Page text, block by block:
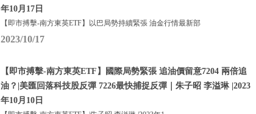
年10月17日
【即市搏擊-南方東英ETF】以巴局勢持續緊張 油金行情最新部
2023/10/17
【即市搏擊-南方東英ETF】國際局勢緊張 追油價留意7204 兩倍追
油？|美匯回落科技股反彈 7226最快捕捉反彈｜朱子昭 李溢琳 |2023
年10月10日